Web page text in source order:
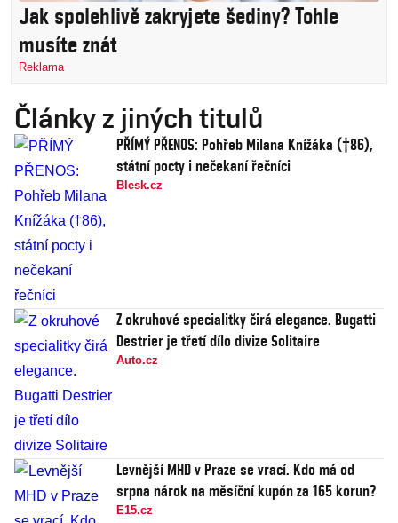
Jak spolehlivě zakryjete šediny? Tohle
musíte znát
Reklama
Články z jiných titulů
PŘÍMÝ PŘENOS: Pohřeb Milana Knížáka (†86),
státní pocty i nečekaní řečníci
Blesk.cz
Z okruhové specialitky čirá elegance. Bugatti
Destrier je třetí dílo divize Solitaire
Auto.cz
Levnější MHD v Praze se vrací. Kdo má od
srpna nárok na měsíční kupón za 165 korun?
E15.cz